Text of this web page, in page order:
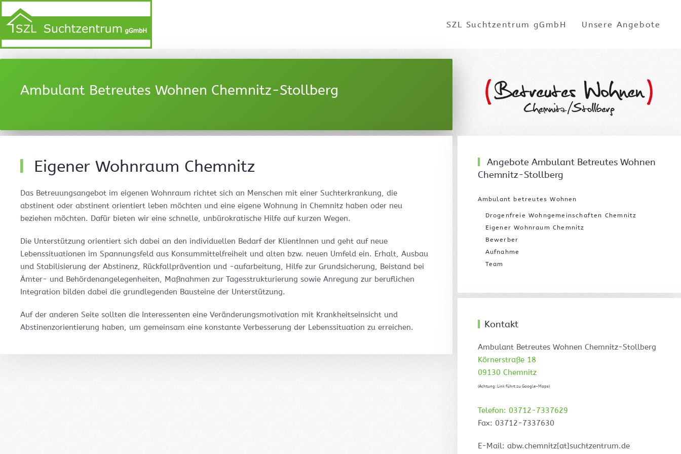
SZL Suchtzentrum gGmbH Unsere Angebote
Ambulant Betreutes Wohnen Chemnitz-Stollberg
Eigener Wohnraum Chemnitz
Das Betreuungsangebot im eigenen Wohnraum richtet sich an Menschen mit einer Suchterkrankung, die
abstinent oder abstinent orientiert leben möchten und eine eigene Wohnung in Chemnitz haben oder neu
beziehen möchten. Dafür bieten wir eine schnelle, unbürokratische Hilfe auf kurzen Wegen.
Die Unterstützung orientiert sich dabei an den individuellen Bedarf der KlientInnen und geht auf neue
Lebenssituationen im Spannungsfeld aus Konsummittelfreiheit und alten bzw. neuen Umfeld ein. Erhalt, Ausbau
und Stabilisierung der Abstinenz, Rückfallprävention und -aufarbeitung, Hilfe zur Grundsicherung, Beistand bei
Ämter- und Behördenangelegenheiten, Maßnahmen zur Tagesstrukturierung sowie Anregung zur beruflichen
Integration bilden dabei die grundlegenden Bausteine der Unterstützung.
Auf der anderen Seite sollten die Interessenten eine Veränderungsmotivation mit Krankheitseinsicht und
Abstinenzorientierung haben, um gemeinsam eine konstante Verbesserung der Lebenssituation zu erreichen.
Angebote Ambulant Betreutes Wohnen
Chemnitz-Stollberg
Ambulant betreutes Wohnen
Drogenfreie Wohngemeinschaften Chemnitz
Eigener Wohnraum Chemnitz
Bewerber
Aufnahme
Team
Kontakt
Ambulant Betreutes Wohnen Chemnitz-Stollberg
Körnerstraße 18
09130 Chemnitz
(Achtung: Link führt zu Google-Maps)
Telefon: 03712-7337629
Fax: 03712-7337630
E-Mail: abw.chemnitz[at]suchtzentrum.de